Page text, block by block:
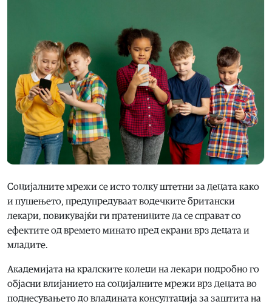
Социјалните мрежи се исто толку штетни за децата како
и пушењето, предупредуваат водечките британски
лекари, повикувајќи ги пратениците да се справат со
ефектите од времето минато пред екрани врз децата и
младите.
Академијата на кралските колеџи на лекари подробно го
објасни влијанието на социјалните мрежи врз децата во
поднесувањето до владината консултација за заштита на